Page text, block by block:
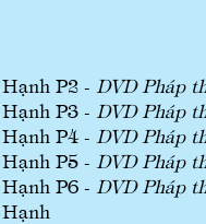
P2 - DVD Pháp
P3 - DVD Pháp
P4 - DVD Pháp
P5 - DVD Pháp
P6 - DVD Pháp